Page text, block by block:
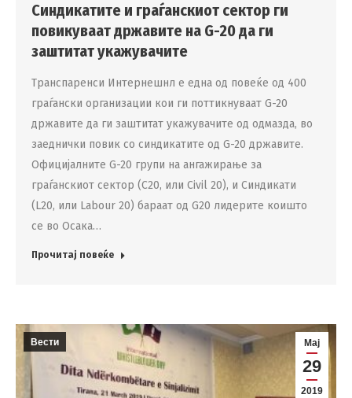
Синдикатите и граѓанскиот сектор ги
повикуваат државите на G-20 да ги
заштитат укажувачите
Транспаренси Интернешнл е една од повеќе од 400
граѓански организации кои ги поттикнуваат G-20
државите да ги заштитат укажувачите од одмазда, во
заеднички повик со синдикатите од G-20 државите.
Официјалните G-20 групи на ангажирање за
граѓанскиот сектор (C20, или Civil 20), и Синдикати
(L20, или Labour 20) бараат од G20 лидерите коишто
се во Осака…
Прочитај повеќе
Мај
29
2019
Вести